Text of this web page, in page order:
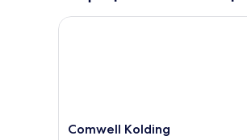
Comwell
Comwell Kolding
Comwell Kolding